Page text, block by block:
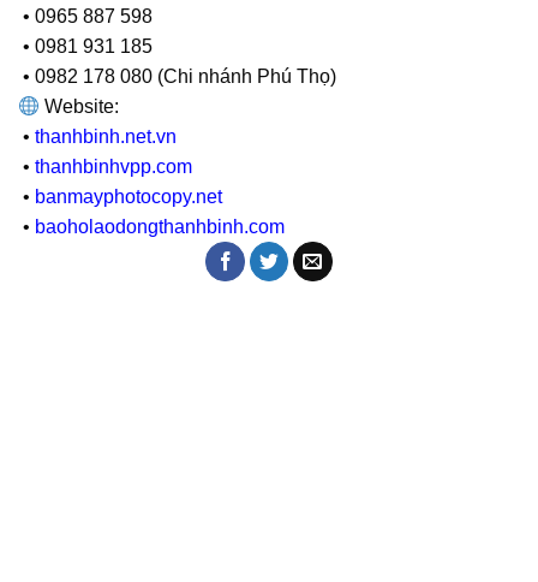
• 0965 887 598
• 0981 931 185
• 0982 178 080 (Chi nhánh Phú Thọ)
Website:
• thanhbinh.net.vn
• thanhbinhvpp.com
• banmayphotocopy.net
• baoholaodongthanhbinh.com